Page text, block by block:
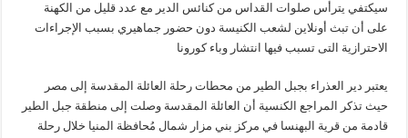
سيكتفي يترأس صلوات القداس من كنائس الدير مع عدد قليل من الكهنة
على أن تبث أونلاين لشعب الكنيسة دون حضور جماهيري بسبب الإجراءات
الاحترازية التى تسبب فيها انتشار وباء كورونا
يعتبر دير العذراء بجبل الطير من محطات رحلة العائلة المقدسة إلى مصر
حيث تذكر المراجع الكنسية أن العائلة المقدسة وصلت إلى منطقة جبل الطير
قادمة من قرية البهنسا في مركز بني مزار شمال مُحافظة المنيا خلال رحلة